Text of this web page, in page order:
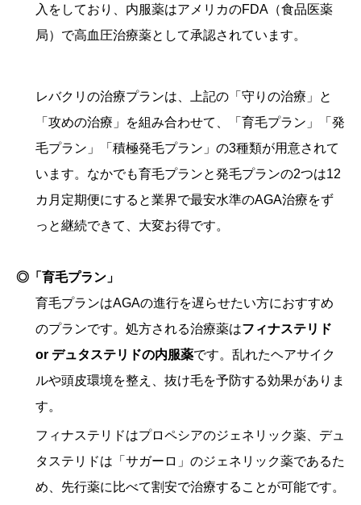
入をしており、内服薬はアメリカのFDA（食品医薬
局）で高血圧治療薬として承認されています。
レバクリの治療プランは、上記の「守りの治療」と
「攻めの治療」を組み合わせて、「育毛プラン」「発
毛プラン」「積極発毛プラン」の3種類が用意されて
います。なかでも育毛プランと発毛プランの2つは12
カ月定期便にすると業界で最安水準のAGA治療をず
っと継続できて、大変お得です。
◎「育毛プラン」
育毛プランはAGAの進行を遅らせたい方におすすめ
のプランです。処方される治療薬はフィナステリド
or デュタステリドの内服薬です。乱れたヘアサイク
ルや頭皮環境を整え、抜け毛を予防する効果がありま
す。
フィナステリドはプロペシアのジェネリック薬、デュ
タステリドは「サガーロ」のジェネリック薬であるた
め、先行薬に比べて割安で治療することが可能です。